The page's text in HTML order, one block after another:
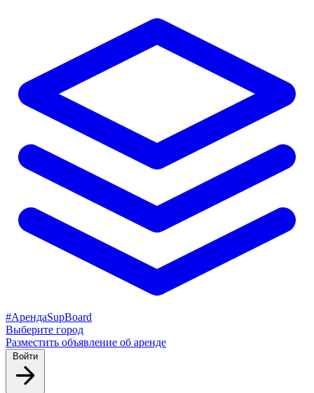
#АрендаSupBoard
Выберите город
Разместить объявление об аренде
Войти